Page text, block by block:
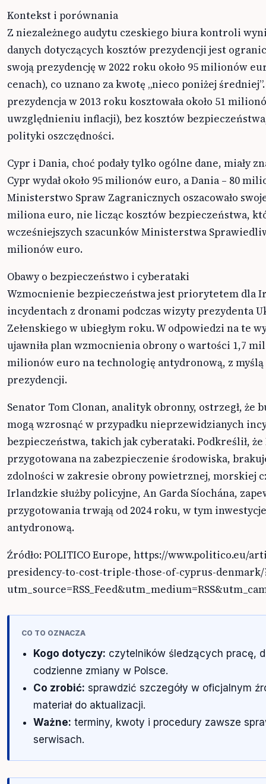
Kontekst i porównania
Z niezależnego audytu czeskiego biura kontroli
danych dotyczących kosztów prezydencji jest
swoją prezydencję w 2022 roku około 95 milionów
cenach), co uznano za kwotę „nieco poniżej
prezydencja w 2013 roku kosztowała około 51
uwzględnieniu inflacji), bez kosztów
polityki oszczędności.
Cypr i Dania, choć podały tylko ogólne dane, miały
Cypr wydał około 95 milionów euro, a Dania – 80
Ministerstwo Spraw Zagranicznych oszacowało
miliona euro, nie licząc kosztów bezpieczeństwa,
wcześniejszych szacunków Ministerstwa
milionów euro.
Obawy o bezpieczeństwo i cyberataki
Wzmocnienie bezpieczeństwa jest priorytetem dla
incydentach z dronami podczas wizyty prezydenta
Zełenskiego w ubiegłym roku. W odpowiedzi na te
ujawniła plan wzmocnienia obrony o wartości 1,7
milionów euro na technologię antydronową, z myślą
prezydencji.
Senator Tom Clonan, analityk obronny, ostrzegł, że
mogą wzrosnąć w przypadku nieprzewidzianych
bezpieczeństwa, takich jak cyberataki. Podkreślił,
przygotowana na zabezpieczenie środowiska,
zdolności w zakresie obrony powietrznej, morskiej
Irlandzkie służby policyjne, An Garda Síochána,
przygotowania trwają od 2024 roku, w tym
antydronową.
Źródło: POLITICO Europe, https://www.politico.eu/
presidency-to-cost-triple-those-of-cyprus-denmark/
CO TO OZNACZA
Kogo dotyczy: czytelników śledzących pracę,
codzienne zmiany w Polsce.
Co zrobić: sprawdzić szczegóły w oficjalnym
materiał do aktualizacji.
Ważne: terminy, kwoty i procedury zawsze
serwisach.